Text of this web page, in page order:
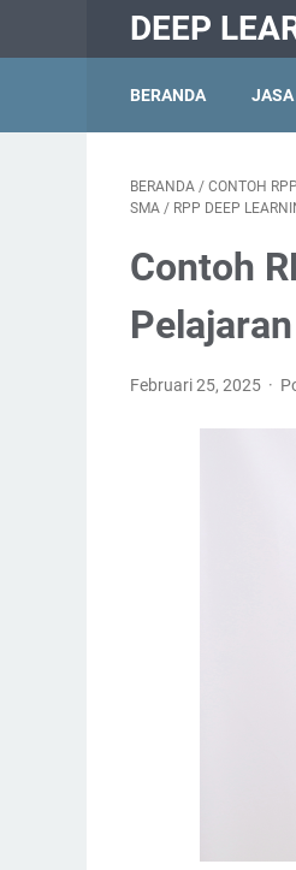
DEEP
BERANDA JASA
BERANDA / CONTOH
SMA / RPP DEEP
Contoh
Februari 25, 2025